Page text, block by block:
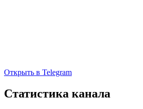
Открыть в Telegram
Статистика канала